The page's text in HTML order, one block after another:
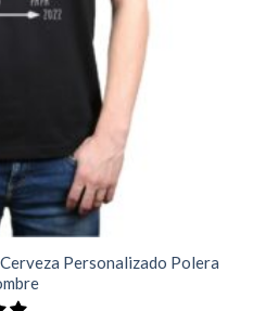
Personalizado Polera